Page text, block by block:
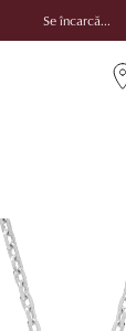
Se încarcă...